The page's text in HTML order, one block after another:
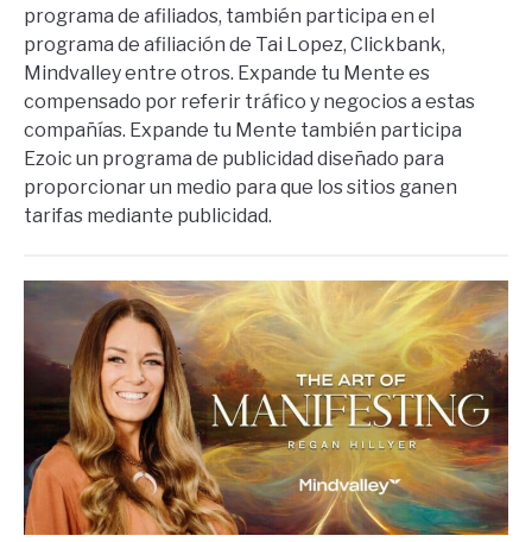
programa de afiliados, también participa en el
programa de afiliación de Tai Lopez, Clickbank,
Mindvalley entre otros. Expande tu Mente es
compensado por referir tráfico y negocios a estas
compañías. Expande tu Mente también participa
Ezoic un programa de publicidad diseñado para
proporcionar un medio para que los sitios ganen
tarifas mediante publicidad.